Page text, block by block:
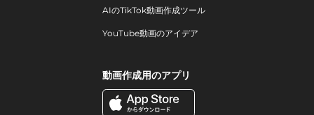
AIのTikTok動画作成ツール
YouTube動画のアイデア
動画作成用のアプリ